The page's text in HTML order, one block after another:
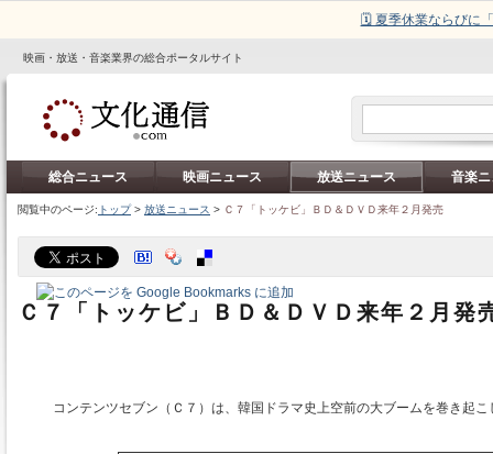
🗓️ 夏季休業ならびに
映画・放送・音楽業界の総合ポータルサイト
総合ニュース 映画ニュース 放送ニュース 音楽
閲覧中のページ: トップ> 放送ニュース > Ｃ７「トッケビ」ＢＤ＆ＤＶＤ来年２月発売
Ｃ７「トッケビ」ＢＤ＆ＤＶＤ来年２月発
コンテンツセブン（Ｃ７）は、韓国ドラマ史上空前の大ブームを巻き起